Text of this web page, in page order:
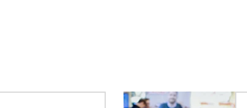
Tab lub przesuń palcem, aby zobaczyć